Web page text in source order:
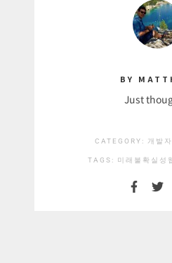
BY
Just
CATEGORY: 개발
TAGS: 미래 불확실성